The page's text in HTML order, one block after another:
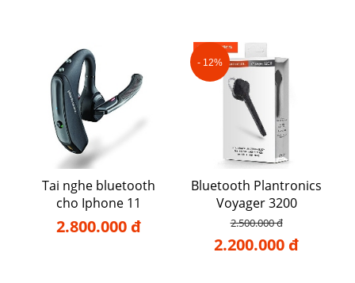
Tai nghe bluetooth
cho Iphone 11
2.800.000 đ
- 12%
Bluetooth Plantronics
Voyager 3200
2.500.000 đ
2.200.000 đ